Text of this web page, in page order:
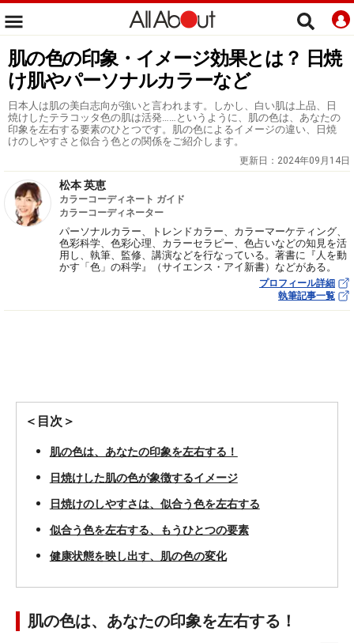
肌の色の印象・イメージ効果とは？ 日焼
け肌やパーソナルカラーなど
日本人は肌の美白志向が強いと言われます。しかし、白い肌は上品、日
焼けしたテラコッタ色の肌は活発……というように、肌の色は、あなたの
印象を左右する要素のひとつです。肌の色によるイメージの違い、日焼
けのしやすさと似合う色との関係をご紹介します。
更新日： 2024年09月14日
松本 英恵
カラーコーディネート ガイド
カラーコーディネーター
パーソナルカラー、トレンドカラー、カラーマーケティング、
色彩科学、色彩心理、カラーセラピー、色占いなどの知見を活
用し、執筆、監修、講演などを行なっている。著書に『人を動
かす「色」の科学』（サイエンス・アイ新書）などがある。
プロフィール詳細
執筆記事一覧
＜目次＞
肌の色は、あなたの印象を左右する！
日焼けした肌の色が象徴するイメージ
日焼けのしやすさは、似合う色を左右する
似合う色を左右する、もうひとつの要素
健康状態を映し出す、肌の色の変化
肌の色は、あなたの印象を左右する！